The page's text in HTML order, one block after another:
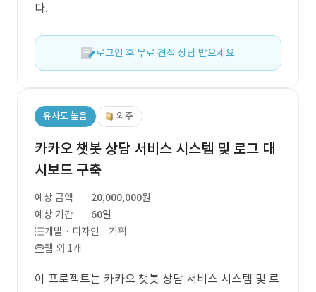
다.
로그인 후 무료 견적 상담 받으세요.
유사도 높음 외주
카카오 챗봇 상담 서비스 시스템 및 로그 대
시보드 구축
예상 금액
20,000,000원
예상 기간
60일
개발 · 디자인 · 기획
웹 외 1개
이 프로젝트는 카카오 챗봇 상담 서비스 시스템 및 로